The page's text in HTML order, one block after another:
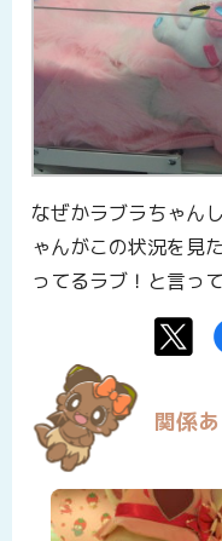
なぜかラブラちゃん
ゃんがこの状況を見
ってるラブ！と言っ
関係